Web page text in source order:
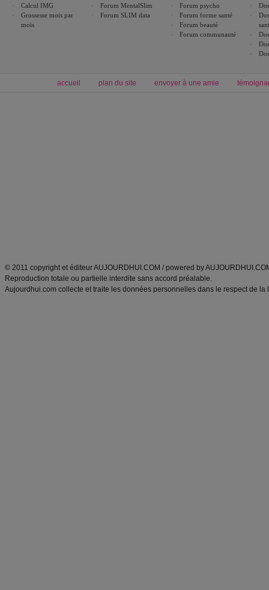
Calcul IMG
Grossesse mois par
mois
Forum MentalSlim
Forum SLIM data
Forum psycho
Forum forme santé
Forum beauté
Forum communauté
accueil plan du site envoyer à une amie
© 2011 copyright et éditeur AUJOURDHUI.COM / powered by
Reproduction totale ou partielle interdite sans accord préalable.
Aujourdhui.com collecte et traite les données personnelles dans le respect de